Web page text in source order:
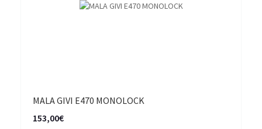
MALA GIVI E470 MONOLOCK
153,00€